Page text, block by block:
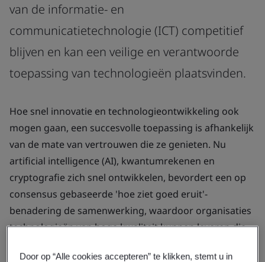
van de informatie- en
communicatietechnologie (ICT) competitief
blijven en kan een veilige en verantwoorde
toepassing van technologieën plaatsvinden.
Hoe snel innovatie en technologieontwikkeling ook
mogen gaan, een succesvolle toepassing is afhankelijk
van de mate van vertrouwen die ze genieten. Nu
artificial intelligence (AI), kwantumrekenen en
cryptografie zich snel ontwikkelen, bevordert een op
consensus gebaseerde 'hoe ziet goed eruit'-
benadering de samenwerking, waardoor organisaties
technologieën van hoge kwaliteit kunnen leveren die
Door op “Alle cookies accepteren” te klikken, stemt u in